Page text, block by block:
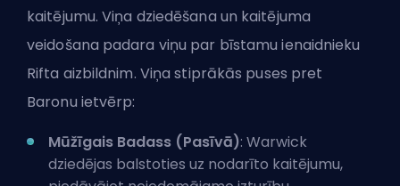
kaitējumu. Viņa dziedēšana un kaitējuma
veidošana padara viņu par bīstamu ienaidnieku
Rifta aizbildnim. Viņa stiprākās puses pret
Baronu ietvērp:
Mūžīgais Badass (Pasīvā): Warwick
dziedējas balstoties uz nodarīto kaitējumu,